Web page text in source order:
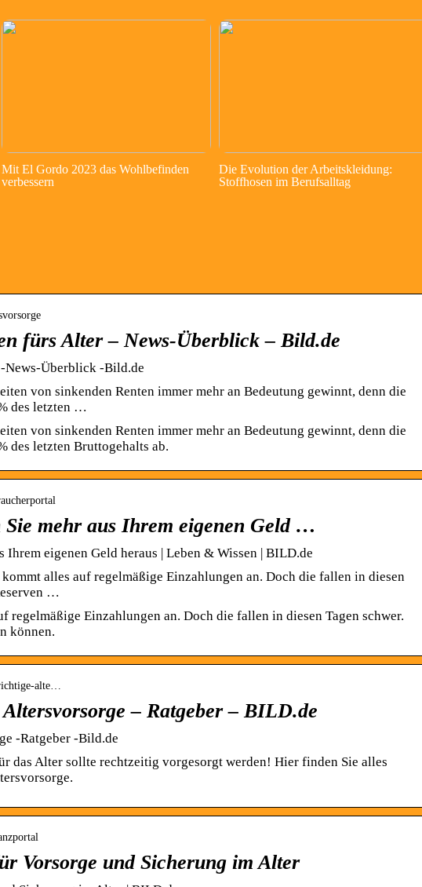
Mit El Gordo 2023 das Wohlbefinden
verbessern
Die Evolution der Arbeitskleidung:
Stoffhosen im Berufsalltag
fürs Alter – News-Überblick – Bild.de
News-Überblick -Bild.de
von sinkenden Renten immer mehr an Bedeutung gewinnt, denn die
des letzten …
von sinkenden Renten immer mehr an Bedeutung gewinnt, denn die
des letzten Bruttogehalts ab.
mehr aus Ihrem eigenen Geld …
Ihrem eigenen Geld heraus | Leben & Wissen | BILD.de
alles auf regelmäßige Einzahlungen an. Doch die fallen in diesen
…
regelmäßige Einzahlungen an. Doch die fallen in diesen Tagen schwer.
können.
alte…
– Ratgeber – BILD.de
-Ratgeber -Bild.de
das Alter sollte rechtzeitig vorgesorgt werden! Hier finden Sie alles
Vorsorge und Sicherung im Alter